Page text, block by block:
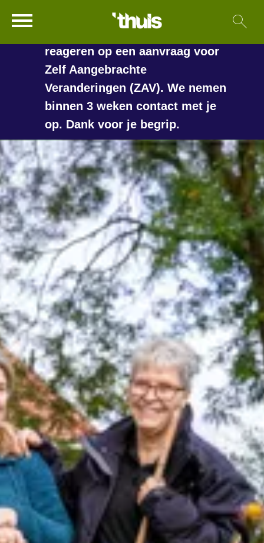
Naar hoofdinhoud
Naar hoofdnavigatiemenu
Naar zoeken
Naar de homepage
Ga naar Hoofd
langer duren voordat we
reageren op een aanvraag voor
Zelf Aangebrachte
Veranderingen (ZAV). We nemen
binnen 3 weken contact met je
op. Dank voor je begrip.